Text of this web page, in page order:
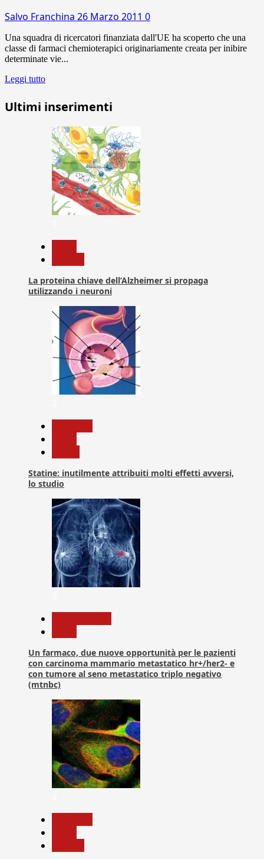
Salvo Franchina 26 Marzo 2011 0
Una squadra di ricercatori finanziata dall'UE ha scoperto che una
classe di farmaci chemioterapici originariamente creata per inibire
determinate vie...
Leggi tutto
Ultimi inserimenti
La proteina chiave dell’Alzheimer si propaga
utilizzando i neuroni
Statine: inutilmente attribuiti molti effetti avversi,
lo studio
Un farmaco, due nuove opportunità per le pazienti
con carcinoma mammario metastatico hr+/her2- e
con tumore al seno metastatico triplo negativo
(mtnbc)